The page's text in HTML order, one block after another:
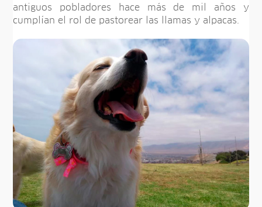
antiguos pobladores hace más de mil años y
cumplían el rol de pastorear las llamas y alpacas.